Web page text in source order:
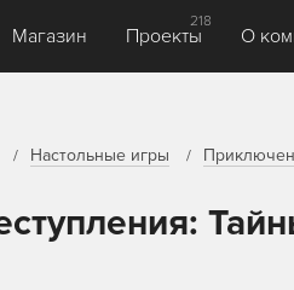
Магазин Проекты
218
О
Настольные игры